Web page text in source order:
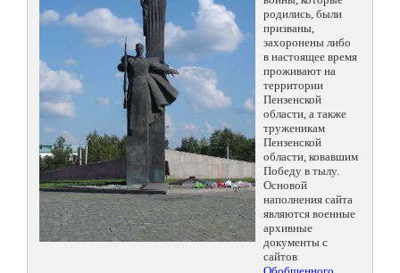
родились, были
призваны,
захоронены либо
в настоящее время
проживают на
территории
Пензенской
области, а также
труженикам
Пензенской
области, ковавшим
Победу в тылу.
Основой
наполнения сайта
являются военные
архивные
документы с
сайтов